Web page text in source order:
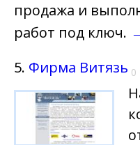
продажа и
работ под ключ.
5. Фирма Витязь 0